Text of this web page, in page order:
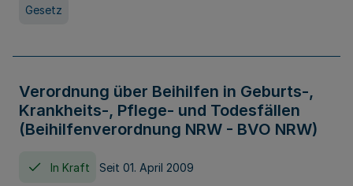
Gesetz
Verordnung über Beihilfen in Geburts-,
Krankheits-, Pflege- und Todesfällen
(Beihilfenverordnung NRW - BVO NRW)
In Kraft Seit 01. April 2009